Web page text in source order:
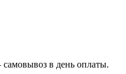
в день оплаты.